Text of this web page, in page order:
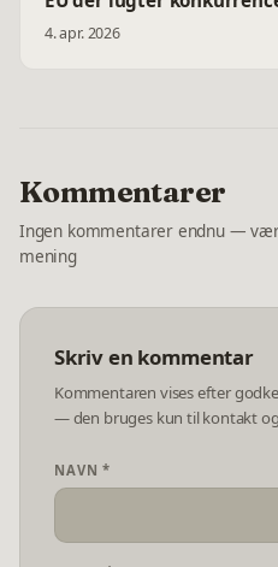
4. apr. 2026
Kommentarer
Ingen kommentarer endnu —
mening
Skriv en kommentar
Kommentaren vises efter
— den bruges kun til kontakt
NAVN *